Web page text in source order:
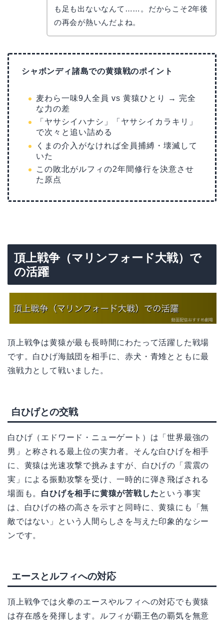
も足も出ないなんて……。だからこそ2年後
の再会が熱いんだよね。
シャボンディ諸島での黄猿戦のポイント
麦わら一味9人全員 vs 黄猿ひとり → 完全
な力の差
「ヤサシイハナシ」「ヤサシイカラキリ」
で次々と追い詰める
くまの介入がなければ全員捕縛・壊滅して
いた
この敗北がルフィの2年間修行を決意させ
た原点
頂上戦争（マリンフォード大戦）で
の活躍
頂上戦争は黄猿が最も長時間にわたって活躍した戦場
です。白ひげ海賊団を相手に、赤犬・青雉とともに最
強戦力として戦いました。
白ひげとの交戦
白ひげ（エドワード・ニューゲート）は「世界最強の
男」と称される最上位の実力者。そんな白ひげを相手
に、黄猿は光速攻撃で挑みますが、白ひげの「震震の
実」による振動攻撃を受け、一時的に弾き飛ばされる
場面も。 白ひげを相手に黄猿が苦戦したという事実
は、白ひげの格の高さを示すと同時に、黄猿にも「無
敵ではない」という人間らしさを与えた印象的なシー
ンです。
エースとルフィへの対応
頂上戦争では火拳のエースやルフィへの対応でも黄猿
は存在感を発揮します。ルフィが覇王色の覇気を無意